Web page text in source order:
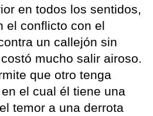
en todos los sentidos,
el conflicto con el
un callejón sin
mucho salir airoso.
que otro tenga
el cual él tiene una
temor a una derrota